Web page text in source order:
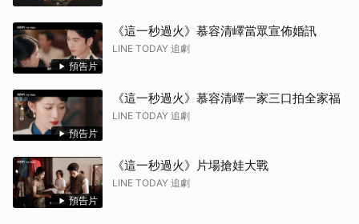
預告片
《這一秒過火》慕容清嶧當眾宣佈婚訊
LINE TODAY 追劇
預告片
《這一秒過火》慕容清嶧一家三口拍全家福
LINE TODAY 追劇
預告片
《這一秒過火》片場搶娃大戰
LINE TODAY 追劇